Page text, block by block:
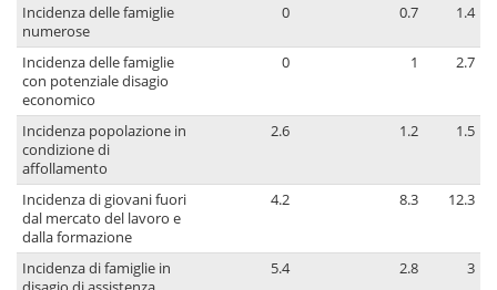
Incidenza delle famiglie
numerose
0 0.7 1.4
Incidenza delle famiglie
con potenziale disagio
economico
0 1 2.7
Incidenza popolazione in
condizione di
affollamento
2.6 1.2 1.5
Incidenza di giovani fuori
dal mercato del lavoro e
dalla formazione
4.2 8.3 12.3
Incidenza di famiglie in
5.4 2.8 3